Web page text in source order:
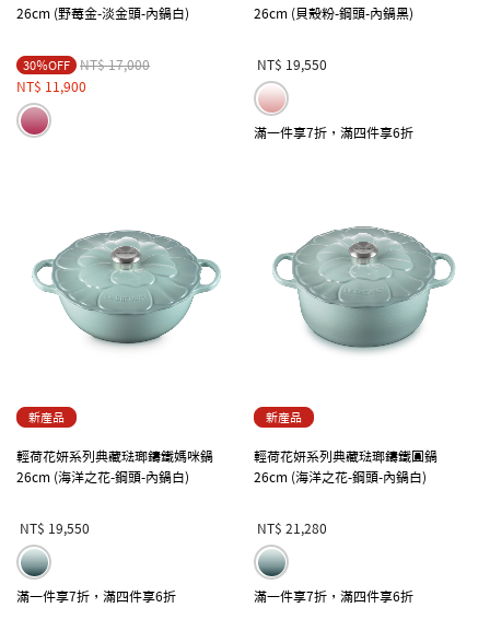
26cm (野莓金-淡金頭-內鍋白)
30％OFF Price reduced from
NT$ 17,000to
NT$ 11,900
26cm (貝殼粉-鋼頭-內鍋黑)
NT$ 19,550
滿一件享7折，滿四件享6折
新產品
輕荷花妍系列典藏琺瑯鑄鐵媽咪鍋
26cm (海洋之花-鋼頭-內鍋白)
NT$ 19,550
滿一件享7折，滿四件享6折
新產品
輕荷花妍系列典藏琺瑯鑄鐵圓鍋
26cm (海洋之花-鋼頭-內鍋白)
NT$ 21,280
滿一件享7折，滿四件享6折